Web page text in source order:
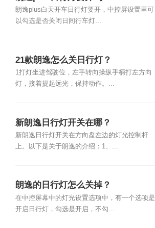
朗逸plus白天开车日行灯要开，中控屏设置里可
以勾选是否关闭日间行车灯...
21款朗逸怎么关日行灯？
1打灯坐进驾驶位，左手转向操纵手柄打左方向
灯，接着提起远光，保持动作。...
新朗逸日行灯开关在哪？
新朗逸日行灯开关在方向盘左边的灯光控制杆
上。以下是关于朗逸的介绍：1、...
朗逸的日行灯怎么关掉？
在中控屏幕中的灯光设置选项中，有一个选项是
开启日行灯，勾选是开启，不勾...